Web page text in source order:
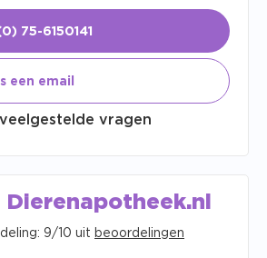
75-6150141
een email
vragen
9/10 uit beoordelingen